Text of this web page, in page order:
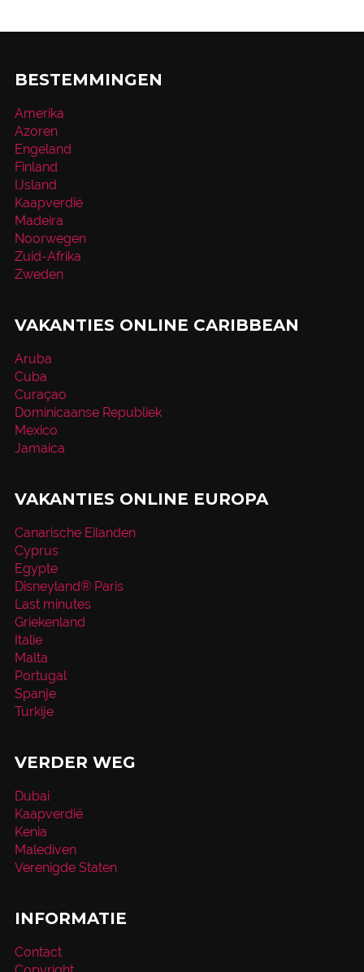
BESTEMMINGEN
Amerika
Azoren
Engeland
Finland
IJsland
Kaapverdië
Madeira
Noorwegen
Zuid-Afrika
Zweden
VAKANTIES ONLINE CARIBBEAN
Aruba
Cuba
Curaçao
Dominicaanse Republiek
Mexico
Jamaica
VAKANTIES ONLINE EUROPA
Canarische Eilanden
Cyprus
Egypte
Disneyland® Paris
Last minutes
Griekenland
Italie
Malta
Portugal
Spanje
Turkije
VERDER WEG
Dubai
Kaapverdië
Kenia
Malediven
Verenigde Staten
INFORMATIE
Contact